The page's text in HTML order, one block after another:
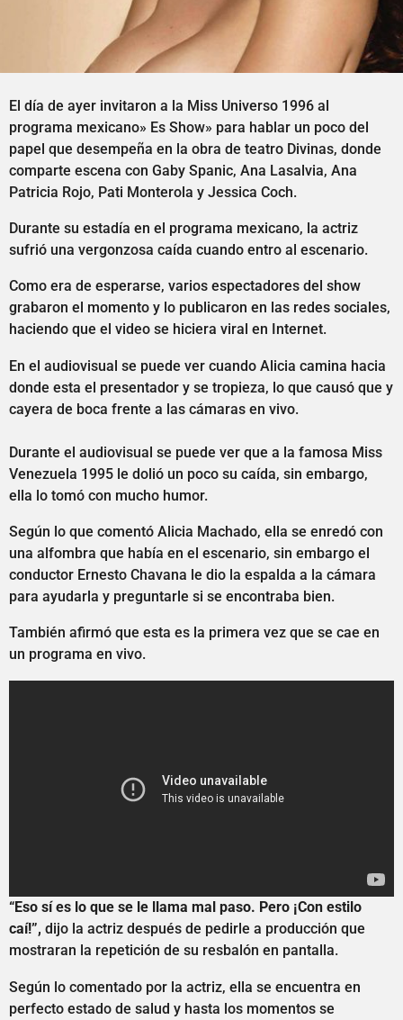
El día de ayer invitaron a la Miss Universo 1996 al
programa mexicano» Es Show» para hablar un poco del
papel que desempeña en la obra de teatro Divinas, donde
comparte escena con Gaby Spanic, Ana Lasalvia, Ana
Patricia Rojo, Pati Monterola y Jessica Coch.
Durante su estadía en el programa mexicano, la actriz
sufrió una vergonzosa caída cuando entro al escenario.
Como era de esperarse, varios espectadores del show
grabaron el momento y lo publicaron en las redes sociales,
haciendo que el video se hiciera viral en Internet.
En el audiovisual se puede ver cuando Alicia camina hacia
donde esta el presentador y se tropieza, lo que causó que y
cayera de boca frente a las cámaras en vivo.
Durante el audiovisual se puede ver que a la famosa Miss
Venezuela 1995 le dolió un poco su caída, sin embargo,
ella lo tomó con mucho humor.
Según lo que comentó Alicia Machado, ella se enredó con
una alfombra que había en el escenario, sin embargo el
conductor Ernesto Chavana le dio la espalda a la cámara
para ayudarla y preguntarle si se encontraba bien.
También afirmó que esta es la primera vez que se cae en
un programa en vivo.
“Eso sí es lo que se le llama mal paso. Pero ¡Con estilo
caí!”, dijo la actriz después de pedirle a producción que
mostraran la repetición de su resbalón en pantalla.
Según lo comentado por la actriz, ella se encuentra en
perfecto estado de salud y hasta los momentos se